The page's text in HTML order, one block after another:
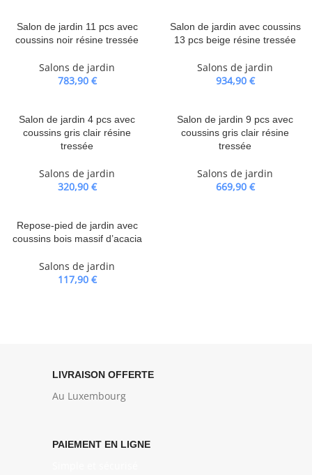
Salon de jardin 11 pcs avec
coussins noir résine tressée
Salons de jardin
783,90 €
Salon de jardin avec coussins
13 pcs beige résine tressée
Salons de jardin
934,90 €
Salon de jardin 4 pcs avec
coussins gris clair résine
tressée
Salons de jardin
320,90 €
Salon de jardin 9 pcs avec
coussins gris clair résine
tressée
Salons de jardin
669,90 €
Repose-pied de jardin avec
coussins bois massif d’acacia
Salons de jardin
117,90 €
LIVRAISON OFFERTE
Au Luxembourg
PAIEMENT EN LIGNE